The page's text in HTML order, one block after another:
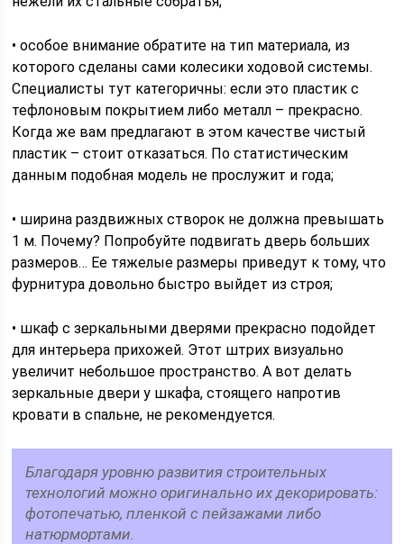
• особое внимание обратите на тип материала, из
которого сделаны сами колесики ходовой системы.
Специалисты тут категоричны: если это пластик с
тефлоновым покрытием либо металл – прекрасно.
Когда же вам предлагают в этом качестве чистый
пластик – стоит отказаться. По статистическим
данным подобная модель не прослужит и года;
• ширина раздвижных створок не должна превышать
1 м. Почему? Попробуйте подвигать дверь больших
размеров… Ее тяжелые размеры приведут к тому, что
фурнитура довольно быстро выйдет из строя;
• шкаф с зеркальными дверями прекрасно подойдет
для интерьера прихожей. Этот штрих визуально
увеличит небольшое пространство. А вот делать
зеркальные двери у шкафа, стоящего напротив
кровати в спальне, не рекомендуется.
Благодаря уровню развития строительных
технологий можно оригинально их декорировать:
фотопечатью, пленкой с пейзажами либо
натюрмортами.